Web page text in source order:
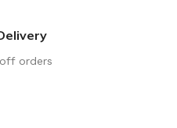
orders